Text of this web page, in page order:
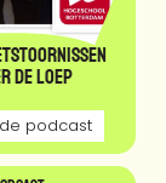
de loep
podcast